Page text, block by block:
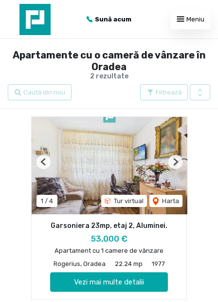
Sună acum Meniu
2 rezultate
Apartamente cu o cameră de vânzare în
Oradea
Filtrează
Caută din nou
1 / 4 Tur virtual Harta
Previous Next
Garsoniera 23mp, etaj 2, Aluminei.
53,000 €
Apartament cu 1 camere de vânzare
Rogerius, Oradea
22.24 mp 1977
Vezi mai multe detalii